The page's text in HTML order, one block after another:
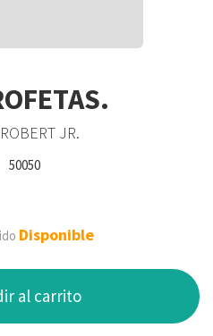
JR.
50050
Disponible
al carrito